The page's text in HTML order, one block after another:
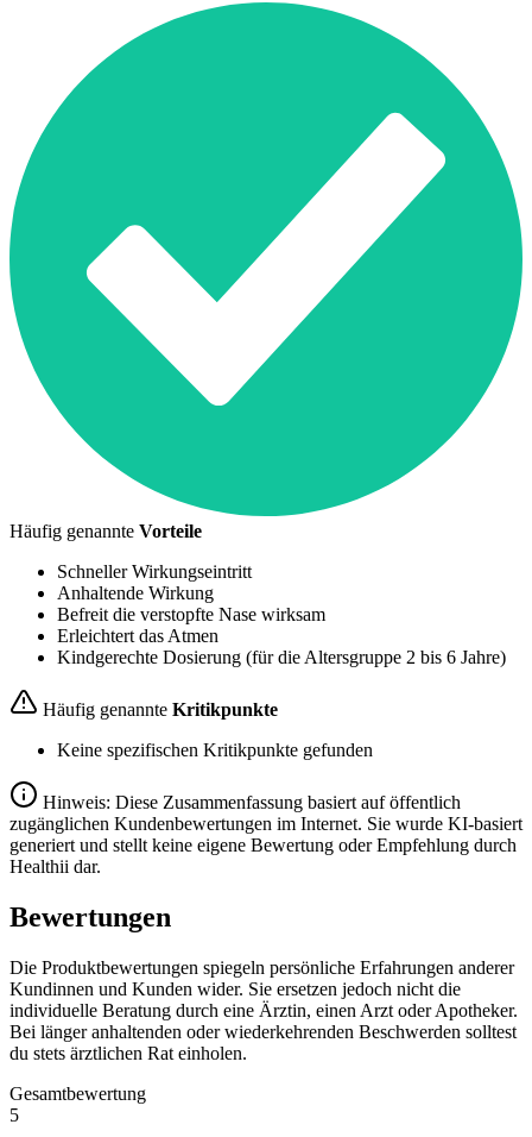
Häufig genannte Vorteile
Schneller Wirkungseintritt
Anhaltende Wirkung
Befreit die verstopfte Nase wirksam
Erleichtert das Atmen
Kindgerechte Dosierung (für die Altersgruppe 2 bis 6 Jahre)
Häufig genannte Kritikpunkte
Keine spezifischen Kritikpunkte gefunden
Hinweis: Diese Zusammenfassung basiert auf öffentlich
zugänglichen Kundenbewertungen im Internet. Sie wurde KI-basiert
generiert und stellt keine eigene Bewertung oder Empfehlung durch
Healthii dar.
Bewertungen
Die Produktbewertungen spiegeln persönliche Erfahrungen anderer
Kundinnen und Kunden wider. Sie ersetzen jedoch nicht die
individuelle Beratung durch eine Ärztin, einen Arzt oder Apotheker.
Bei länger anhaltenden oder wiederkehrenden Beschwerden solltest
du stets ärztlichen Rat einholen.
Gesamtbewertung
5